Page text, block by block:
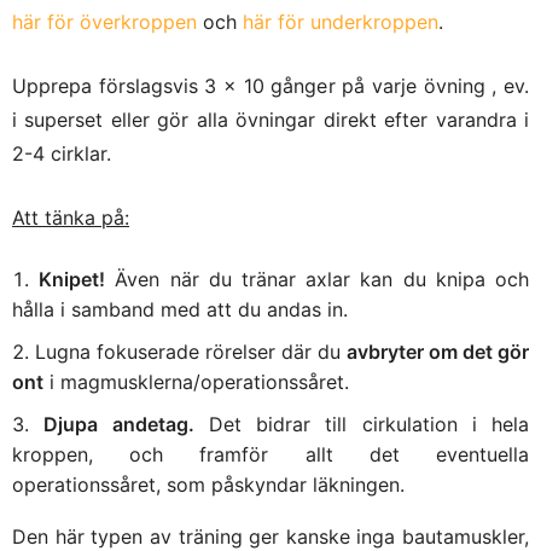
här för överkroppen och här för underkroppen.
Upprepa förslagsvis 3 x 10 gånger på varje övning , ev.
i superset eller gör alla övningar direkt efter varandra i
2-4 cirklar.
Att tänka på:
Knipet! Även när du tränar axlar kan du knipa och
hålla i samband med att du andas in.
Lugna fokuserade rörelser där du avbryter om det gör
ont i magmusklerna/operationssåret.
Djupa andetag. Det bidrar till cirkulation i hela
kroppen, och framför allt det eventuella
operationssåret, som påskyndar läkningen.
Den här typen av träning ger kanske inga bautamuskler,